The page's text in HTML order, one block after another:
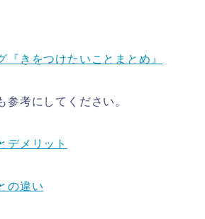
きをつけたいことまとめ』
考にしてください。
デメリット
の違い